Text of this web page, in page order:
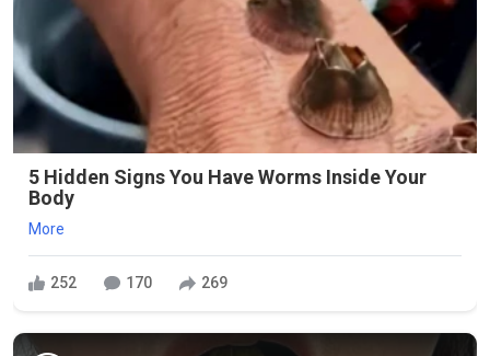
5 Hidden Signs You Have Worms Inside Your
Body
More
252 170 269